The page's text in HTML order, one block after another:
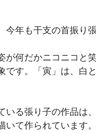
年も干支の首振り
が何だかニコニコと
です。「寅」は、白
いる張り子の作品は
いて作られています